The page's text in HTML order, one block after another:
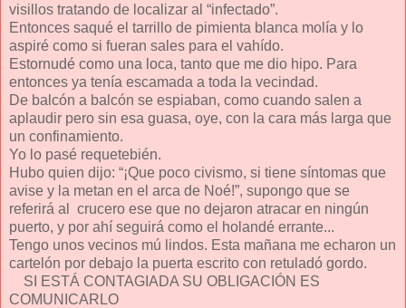
visillos tratando de localizar al “infectado”.
Entonces saqué el tarrillo de pimienta blanca molía y lo
aspiré como si fueran sales para el vahído.
Estornudé como una loca, tanto que me dio hipo. Para
entonces ya tenía escamada a toda la vecindad.
De balcón a balcón se espiaban, como cuando salen a
aplaudir pero sin esa guasa, oye, con la cara más larga que
un confinamiento.
Yo lo pasé requetebién.
Hubo quien dijo: “¡Que poco civismo, si tiene síntomas que
avise y la metan en el arca de Noé!”, supongo que se
referirá al crucero ese que no dejaron atracar en ningún
puerto, y por ahí seguirá como el holandé errante...
Tengo unos vecinos mú lindos. Esta mañana me echaron un
cartelón por debajo la puerta escrito con retuladó gordo.
SI ESTÁ CONTAGIADA SU OBLIGACIÓN ES
COMUNICARLO